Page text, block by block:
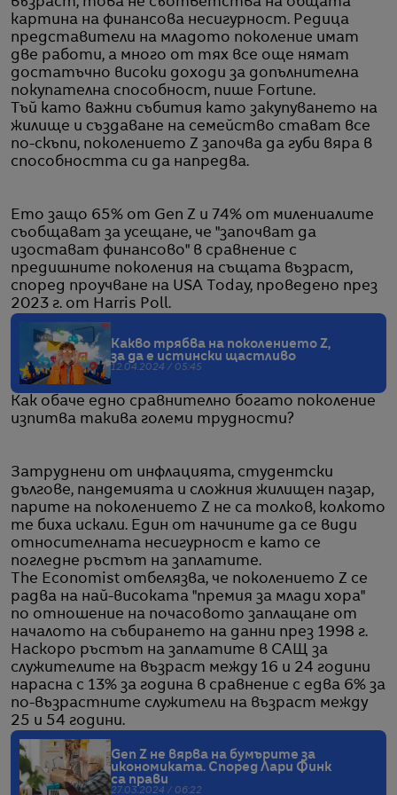
картина на финансова несигурност. Редица
представители на младото поколение имат
две работи, а много от тях все още нямат
достатъчно високи доходи за допълнителна
покупателна способност, пише Fortune.
Тъй като важни събития като закупуването на
жилище и създаване на семейство стават все
по-скъпи, поколението Z започва да губи вяра в
способността си да напредва.
Ето защо 65% от Gen Z и 74% от милениалите
съобщават за усещане, че "започват да
изостават финансово" в сравнение с
предишните поколения на същата възраст,
според проучване на USA Today, проведено през
2023 г. от Harris Poll.
Какво трябва на поколението Z,
за да е истински щастливо
12.04.2024 / 05:45
Как обаче едно сравнително богато поколение
изпитва такива големи трудности?
Затруднени от инфлацията, студентски
дългове, пандемията и сложния жилищен пазар,
парите на поколението Z не са толков, колкото
те биха искали. Един от начините да се види
относителната несигурност е като се
погледне ръстът на заплатите.
The Economist отбелязва, че поколението Z се
радва на най-високата "премия за млади хора"
по отношение на почасовото заплащане от
началото на събирането на данни през 1998 г.
Наскоро ръстът на заплатите в САЩ за
служителите на възраст между 16 и 24 години
нарасна с 13% за година в сравнение с едва 6% за
по-възрастните служители на възраст между
25 и 54 години.
Gen Z не вярва на бумърите за
икономиката. Според Лари Финк
са прави
27.03.2024 / 06:22